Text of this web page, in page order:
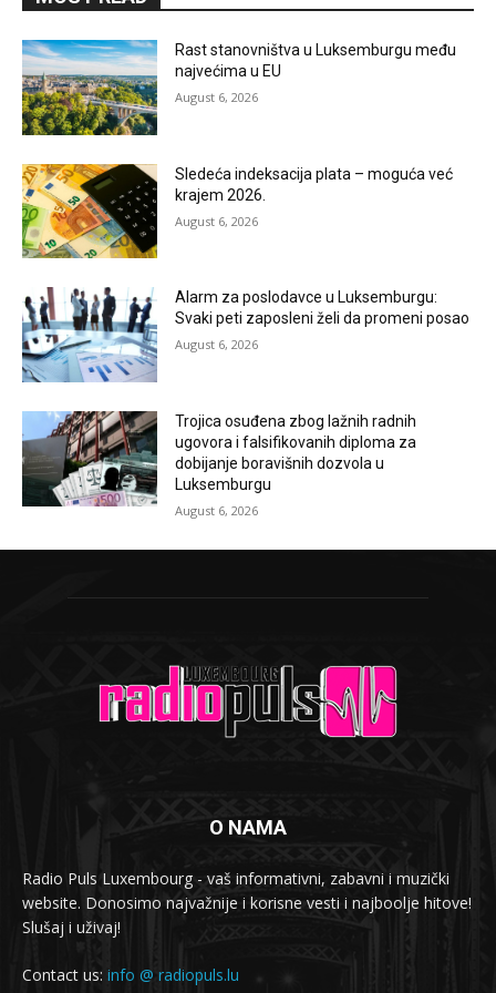
Rast stanovništva u Luksemburgu među
najvećima u EU
August 6, 2026
Sledeća indeksacija plata – moguća već
krajem 2026.
August 6, 2026
Alarm za poslodavce u Luksemburgu:
Svaki peti zaposleni želi da promeni posao
August 6, 2026
Trojica osuđena zbog lažnih radnih
ugovora i falsifikovanih diploma za
dobijanje boravišnih dozvola u
Luksemburgu
August 6, 2026
O NAMA
Radio Puls Luxembourg - vaš informativni, zabavni i muzički
website. Donosimo najvažnije i korisne vesti i najboolje hitove!
Slušaj i uživaj!
Contact us: info @ radiopuls.lu